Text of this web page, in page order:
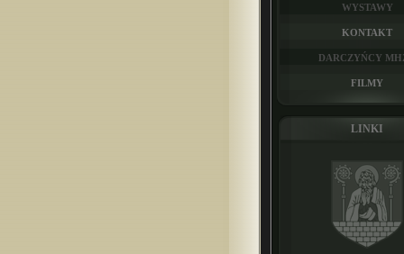
WYSTAWY
KONTAKT
DARCZYŃCY
FILMY
LINKI